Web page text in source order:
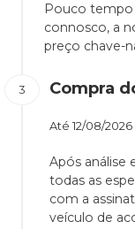
Pouco
connosco, a
preço chave-
Compra
Até 12/08/2026
Após análise
todas as
com a
veículo de